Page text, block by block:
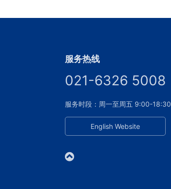
服务热线
021-6326 5008
服务时段：周一至周五 9:00-18:30
English Website